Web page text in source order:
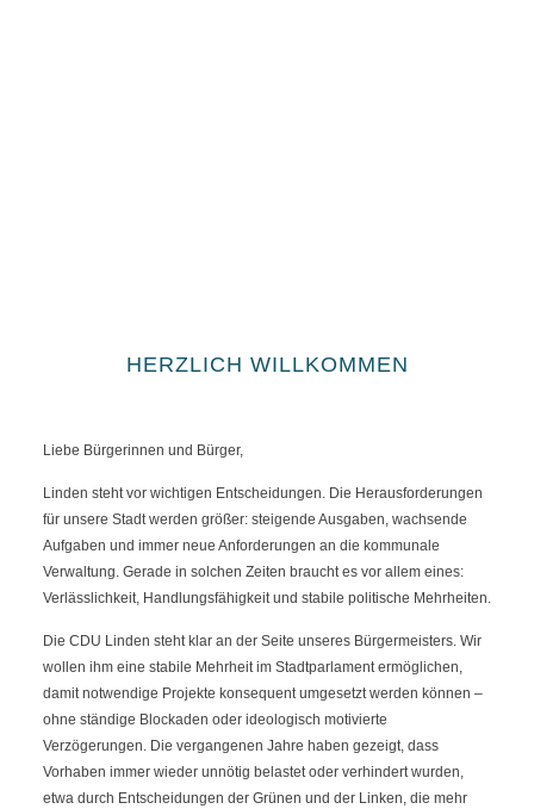
HERZLICH WILLKOMMEN
Liebe Bürgerinnen und Bürger,
Linden steht vor wichtigen Entscheidungen. Die Herausforderungen
für unsere Stadt werden größer: steigende Ausgaben, wachsende
Aufgaben und immer neue Anforderungen an die kommunale
Verwaltung. Gerade in solchen Zeiten braucht es vor allem eines:
Verlässlichkeit, Handlungsfähigkeit und stabile politische Mehrheiten.
Die CDU Linden steht klar an der Seite unseres Bürgermeisters. Wir
wollen ihm eine stabile Mehrheit im Stadtparlament ermöglichen,
damit notwendige Projekte konsequent umgesetzt werden können –
ohne ständige Blockaden oder ideologisch motivierte
Verzögerungen. Die vergangenen Jahre haben gezeigt, dass
Vorhaben immer wieder unnötig belastet oder verhindert wurden,
etwa durch Entscheidungen der Grünen und der Linken, die mehr